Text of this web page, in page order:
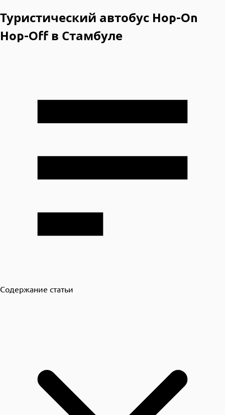
Туристический автобус Hop-On
Hop-Off в Стамбуле
Содержание статьи